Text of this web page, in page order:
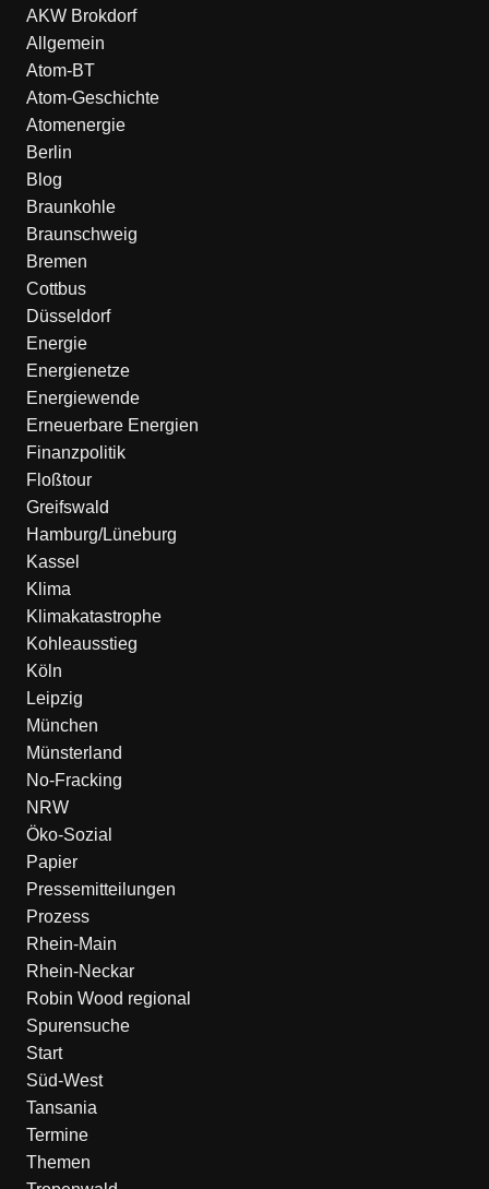
AKW Brokdorf
Allgemein
Atom-BT
Atom-Geschichte
Atomenergie
Berlin
Blog
Braunkohle
Braunschweig
Bremen
Cottbus
Düsseldorf
Energie
Energienetze
Energiewende
Erneuerbare Energien
Finanzpolitik
Floßtour
Greifswald
Hamburg/Lüneburg
Kassel
Klima
Klimakatastrophe
Kohleausstieg
Köln
Leipzig
München
Münsterland
No-Fracking
NRW
Öko-Sozial
Papier
Pressemitteilungen
Prozess
Rhein-Main
Rhein-Neckar
Robin Wood regional
Spurensuche
Start
Süd-West
Tansania
Termine
Themen